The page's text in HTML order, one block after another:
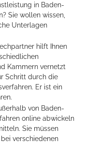
perfekten Standort für Events
in Baden-
Sie wollen wissen,
Unterlagen
hilft Ihnen
Kammern vernetzt
Schritt durch die
Er ist ein
von Baden-
online abwickeln
Sie müssen
verschiedenen